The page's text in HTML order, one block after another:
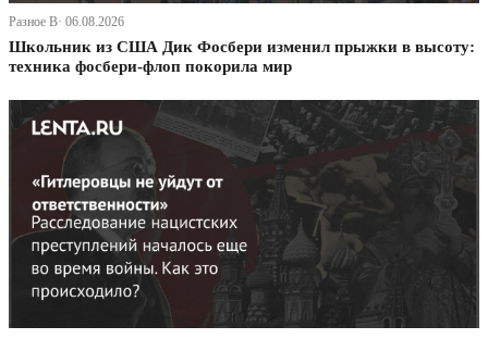
Разное В· 06.08.2026
Школьник из США Дик Фосбери изменил прыжки в высоту:
техника фосбери-флоп покорила мир